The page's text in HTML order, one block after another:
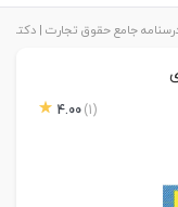
جامع حقوق تجارت | دکتر
4.00 (1)